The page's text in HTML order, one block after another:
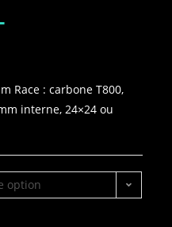
Race : carbone T800,
interne, 24×24 ou
option